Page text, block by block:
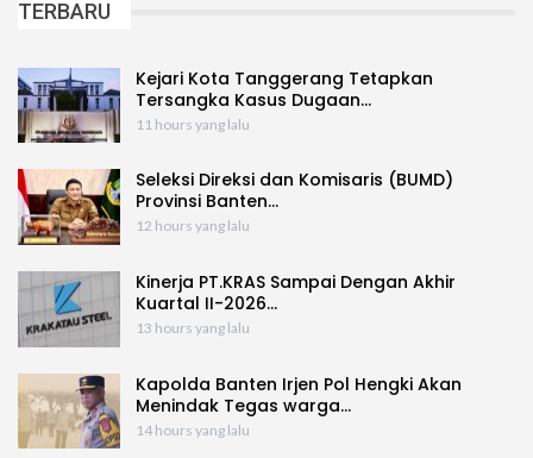
TERBARU
Kejari Kota Tanggerang Tetapkan
Tersangka Kasus Dugaan…
11 hours yang lalu
Seleksi Direksi dan Komisaris (BUMD)
Provinsi Banten…
12 hours yang lalu
Kinerja PT.KRAS Sampai Dengan Akhir
Kuartal II-2026…
13 hours yang lalu
Kapolda Banten Irjen Pol Hengki Akan
Menindak Tegas warga…
14 hours yang lalu